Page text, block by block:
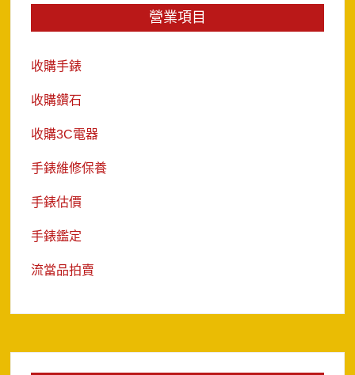
營業項目
收購手錶
收購鑽石
收購3C電器
手錶維修保養
手錶估價
手錶鑑定
流當品拍賣